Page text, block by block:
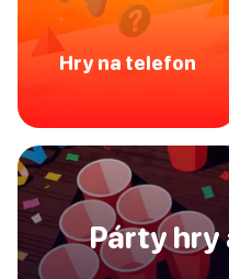
Hry na telefon
Párty hry